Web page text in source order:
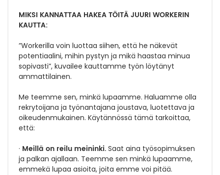
MIKSI KANNATTAA HAKEA TÖITÄ JUURI WORKERIN
KAUTTA:
”Workerilla voin luottaa siihen, että he näkevät
potentiaalini, mihin pystyn ja mikä haastaa minua
sopivasti”, kuvailee kauttamme työn löytänyt
ammattilainen.
Me teemme sen, minkä lupaamme. Haluamme olla
rekrytoijana ja työnantajana joustava, luotettava ja
oikeudenmukainen. Käytännössä tämä tarkoittaa,
että:
· Meillä on reilu meininki. Saat aina työsopimuksen
ja palkan ajallaan. Teemme sen minkä lupaamme,
emmekä lupaa asioita, joita emme voi pitää.